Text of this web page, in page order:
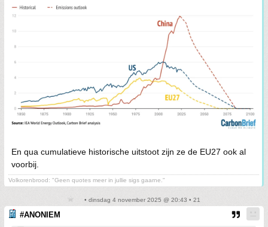
En qua cumulatieve historische uitstoot zijn ze de EU27 ook al
voorbij.
Volkorenbrood: "Geen quotes meer in jullie sigs gaarne."
• dinsdag 4 november 2025 @ 20:43 • 21
#ANONIEM